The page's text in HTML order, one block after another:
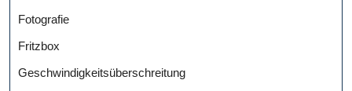
Fotografie
Fritzbox
Geschwindigkeitsüberschreitung